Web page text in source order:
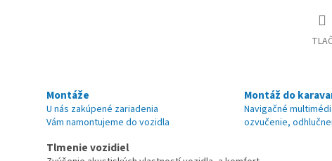
Montáže
U nás zakúpené zariadenia
Vám namontujeme do vozidla
Montáž do
Navigačné
ozvučenie,
Tlmenie vozidiel